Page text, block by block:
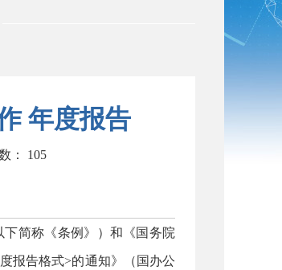
年度报告
： 105
简称《条例》）和《国务院
报告格式>的通知》（国办公